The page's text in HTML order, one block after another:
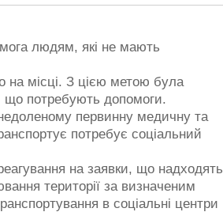
людям, які не мають
на місці. З цією метою була
що потребують допомоги.
первинну медичну та
потребує соціальний
на заявки, що надходять
території за визначеним
в соціальні центри